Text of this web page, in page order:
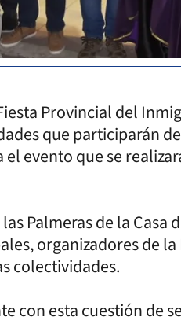
Provincial del
que participarán
evento que se
Palmeras de la Casa
organizadores de
colectividades.
con esta cuestión de